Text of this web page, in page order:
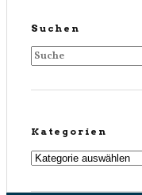
Suchen
Kategorien
Kategorien